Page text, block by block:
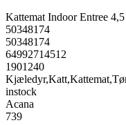
Kattemat Indoor Entree
50348174
50348174
64992714512
1901240
instock
Acana
739